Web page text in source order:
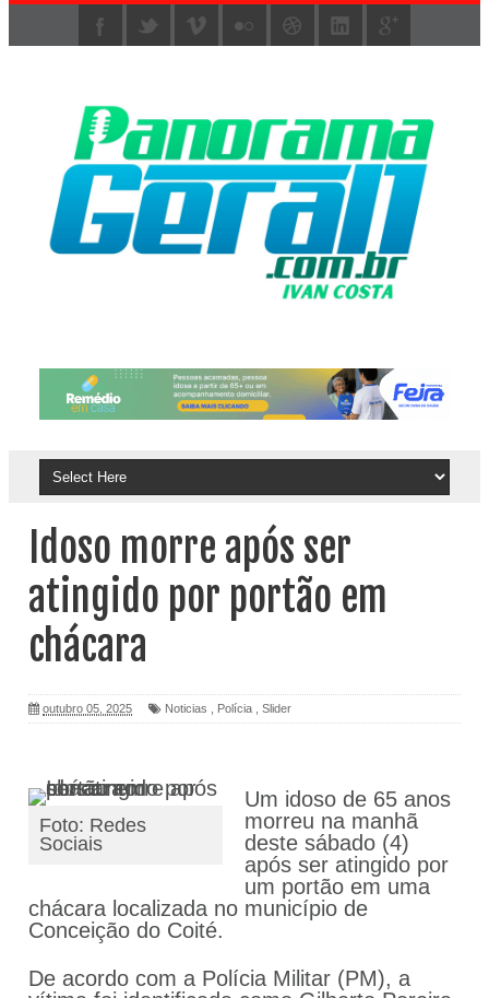
Idoso morre após ser
atingido por portão em
chácara
outubro 05, 2025 Noticias Polícia Slider
Foto: Redes
Sociais
Um idoso de 65 anos
morreu na manhã
deste sábado (4)
após ser atingido por
um portão em uma
chácara localizada no município de
Conceição do Coité.
De acordo com a Polícia Militar (PM), a